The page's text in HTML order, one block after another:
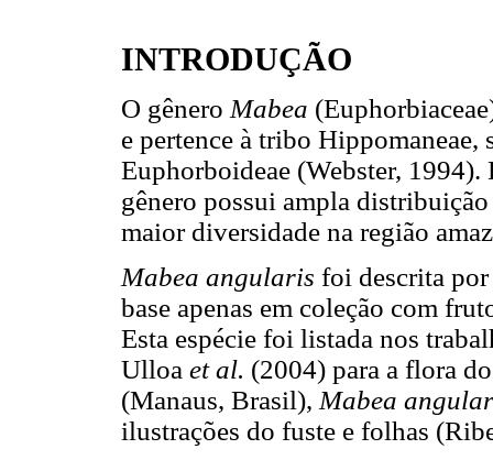
INTRODUÇÃO
O gênero Mabea
e pertence à tribo
Euphorboideae (Webster, 1994).
gênero possui ampla
maior diversidade na região
Mabea angularis foi descrita
base apenas em coleção com
Esta espécie foi listada nos
Ulloa et al. (2004) para a flora
(Manaus, Brasil), Mabea
ilustrações do fuste e folhas